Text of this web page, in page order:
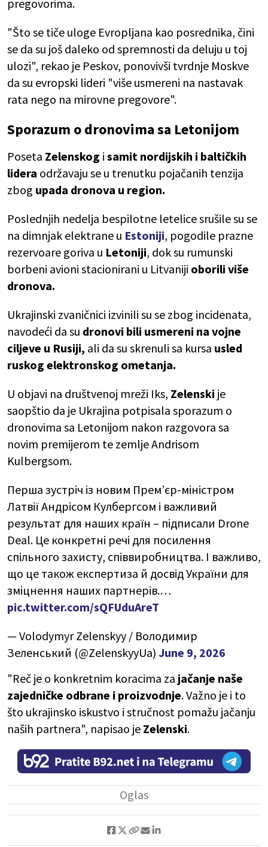
pregovorima.
"Što se tiče uloge Evropljana kao posrednika, čini
se da su još daleko od spremnosti da deluju u toj
ulozi", rekao je Peskov, ponovivši tvrdnje Moskve
da su evropski lideri "više usmereni na nastavak
rata nego na mirovne pregovore".
Sporazum o dronovima sa Letonijom
Poseta Zelenskog i samit nordijskih i baltičkih
lidera održavaju se u trenutku pojačanih tenzija
zbog upada dronova u region.
Poslednjih nedelja bespilotne letelice srušile su se
na dimnjak elektrane u Estoniji, pogodile prazne
rezervoare goriva u Letoniji, dok su rumunski
borbeni avioni stacionirani u Litvaniji oborili više
dronova.
Ukrajinski zvaničnici izvinili su se zbog incidenata,
navodeći da su dronovi bili usmereni na vojne
ciljeve u Rusiji, ali da su skrenuli sa kursa usled
ruskog elektronskog ometanja.
U objavi na društvenoj mreži Iks, Zelenski je
saopštio da je Ukrajina potpisala sporazum o
dronovima sa Letonijom nakon razgovora sa
novim premijerom te zemlje Andrisom
Kulbergsom.
Перша зустріч із новим Прем’єр-міністром
Латвії Андрісом Кулбергсом і важливий
результат для наших країн – підписали Drone
Deal. Це конкретні речі для посилення
спільного захисту, співвиробництва. І важливо,
що це також експертиза й досвід України для
зміцнення наших партнерів.…
pic.twitter.com/sQFUduAreT
— Volodymyr Zelenskyy / Володимир
Зеленський (@ZelenskyyUa) June 9, 2026
"Reč je o konkretnim koracima za jačanje naše
zajedničke odbrane i proizvodnje. Važno je i to
što ukrajinsko iskustvo i stručnost pomažu jačanju
naših partnera", napisao je Zelenski.